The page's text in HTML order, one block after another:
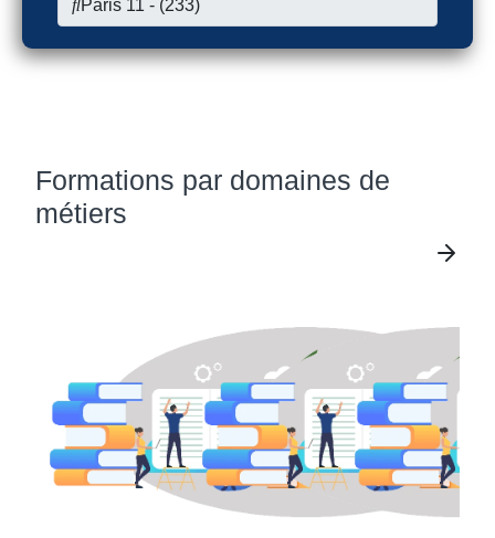
Paris 11 - (233)
Formations par domaines de
métiers